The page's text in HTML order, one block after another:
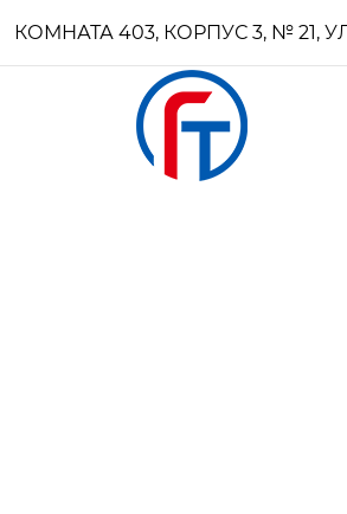
КОМНАТА 403, КОРПУС 3, №